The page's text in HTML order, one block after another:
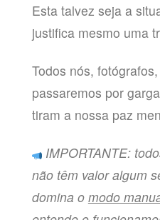
Esta talvez seja a
justifica mesmo uma
Todos nós,
passaremos por
tiram a nossa paz
IMPORTANTE:
não têm valor algum
domina o modo